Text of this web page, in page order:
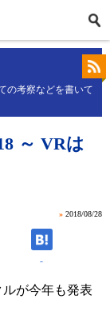
の考察などを書いて
～ VRは
» 2018/08/28
-
が今年も発表